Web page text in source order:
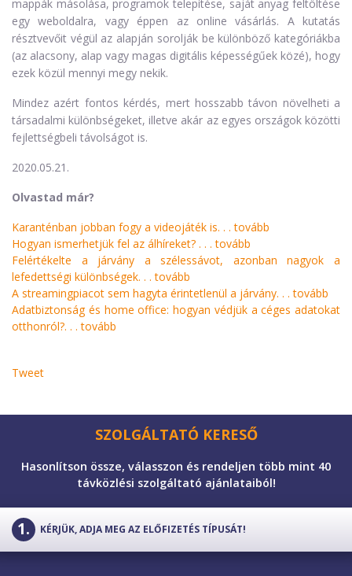
mappák másolása, programok telepítése, saját anyag feltöltése
egy weboldalra, vagy éppen az online vásárlás. A kutatás
résztvevőit végül az alapján sorolják be különböző kategóriákba
(az alacsony, alap vagy magas digitális képességűek közé), hogy
ezek közül mennyi megy nekik.
Mindez azért fontos kérdés, mert hosszabb távon növelheti a
társadalmi különbségeket, illetve akár az egyes országok közötti
fejlettségbeli távolságot is.
2020.05.21.
Olvastad már?
Karanténban jobban fogy a videojáték is. . .tovább
Hogyan ismerhetjük fel az álhíreket? . . .tovább
Felértékelte a járvány a szélessávot, azonban nagyok a
lefedettségi különbségek. . .tovább
A streamingpiacot sem hagyta érintetlenül a járvány. . . tovább
Adatbiztonság és home office: hogyan védjük a céges adatokat
otthonról?. . .tovább
Tweet
SZOLGÁLTATÓ KERESŐ
Hasonlítson össze, válasszon és rendeljen több mint 40
távközlési szolgáltató ajánlataiból!
KÉRJÜK, ADJA MEG AZ ELŐFIZETÉS TÍPUSÁT!